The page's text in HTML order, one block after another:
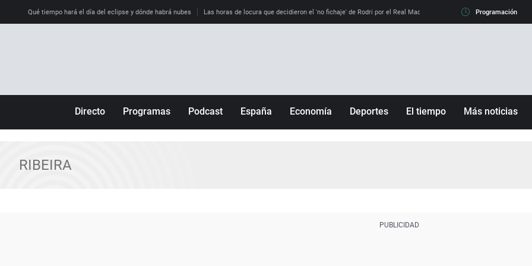
Qué tiempo hará el día del eclipse y dónde habrá nubes Las horas de locura que decidieron el 'no fichaje' de Rodri por el Real Madrid y su 'sí' al Barça La llamada
Programación
Directo Programas Podcast España Economía Deportes El tiempo Más noticias
RIBEIRA